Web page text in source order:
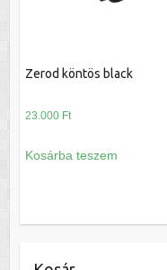
Zerod köntös black
23.000 Ft
Kosárba teszem